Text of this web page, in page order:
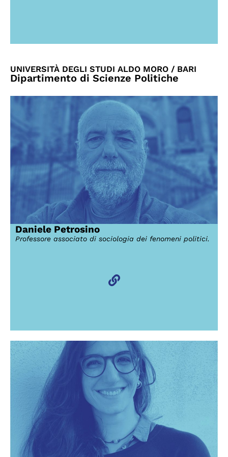
UNIVERSITÀ DEGLI STUDI ALDO MORO / BARI
Dipartimento di Scienze Politiche
Daniele Petrosino
Professore associato di sociologia dei fenomeni politici.